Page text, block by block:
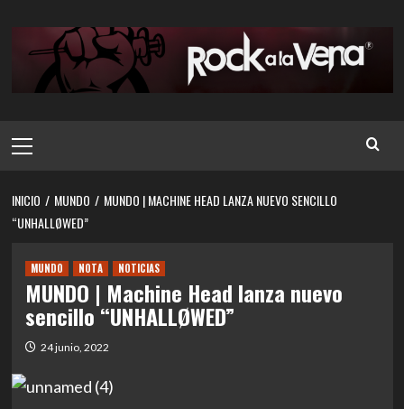
contenido
principal
INICIO MUNDO
MUNDO | MACHINE HEAD LANZA NUEVO SENCILLO
“UNHALLØWED”
MUNDO NOTA NOTICIAS
MUNDO | Machine Head lanza nuevo
sencillo “UNHALLØWED”
24 junio, 2022